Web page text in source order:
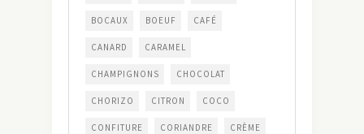
BOCAUX BOEUF CAFÉ
CANARD CARAMEL
CHAMPIGNONS CHOCOLAT
CHORIZO CITRON COCO
CONFITURE CORIANDRE CRÈME